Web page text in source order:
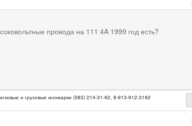
провода на 111 4A 1999 год есть?
и грузовые иномарки (383) 214-31-92, 8-913-912-3192